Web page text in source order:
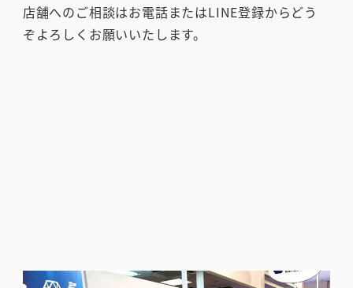
店舗へのご相談はお電話またはLINE登録からどう
ぞよろしくお願いいたします。